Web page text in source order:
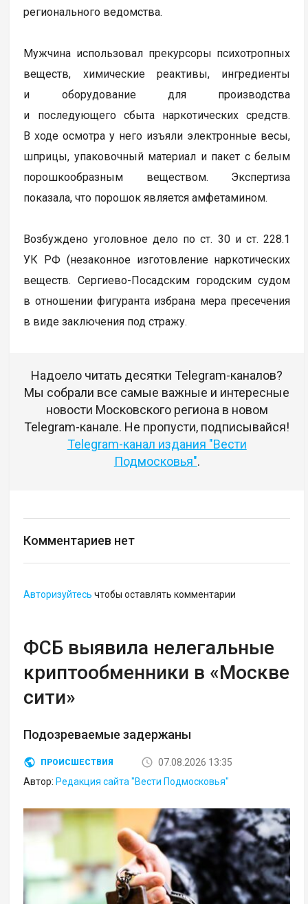
регионального ведомства.
Мужчина использовал прекурсоры психотропных
веществ, химические реактивы, ингредиенты
и оборудование для производства
и последующего сбыта наркотических средств.
В ходе осмотра у него изъяли электронные весы,
шприцы, упаковочный материал и пакет с белым
порошкообразным веществом. Экспертиза
показала, что порошок является амфетамином.
Возбуждено уголовное дело по ст. 30 и ст. 228.1
УК РФ (незаконное изготовление наркотических
веществ. Сергиево-Посадским городским судом
в отношении фигуранта избрана мера пресечения
в виде заключения под стражу.
Надоело читать десятки Telegram-каналов?
Мы собрали все самые важные и интересные
новости Московского региона в новом
Telegram-канале. Не пропусти, подписывайся!
Telegram-канал издания "Вести
Подмосковья".
Комментариев нет
Авторизуйтесь чтобы оставлять комментарии
ФСБ выявила нелегальные
криптообменники в «Москве
сити»
Подозреваемые задержаны
ПРОИСШЕСТВИЯ
07.08.2026 13:35
Автор: Редакция сайта "Вести Подмосковья"